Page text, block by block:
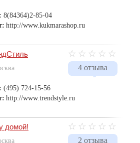
8(84364)2-85-04
http://www.kukmarashop.ru
4 отзыва
(495) 724-15-56
http://www.trendstyle.ru
2 отзыва
домой!